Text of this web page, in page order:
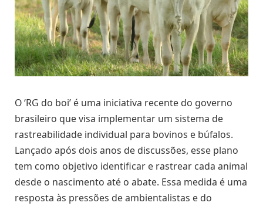
O ‘RG do boi’ é uma iniciativa recente do governo
brasileiro que visa implementar um sistema de
rastreabilidade individual para bovinos e búfalos.
Lançado após dois anos de discussões, esse plano
tem como objetivo identificar e rastrear cada animal
desde o nascimento até o abate. Essa medida é uma
resposta às pressões de ambientalistas e do